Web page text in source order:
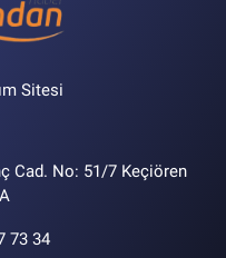
Sitesi
Cad. No: 51/7 Keçiören
73 34